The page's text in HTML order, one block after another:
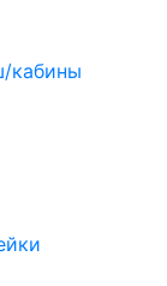
кабины